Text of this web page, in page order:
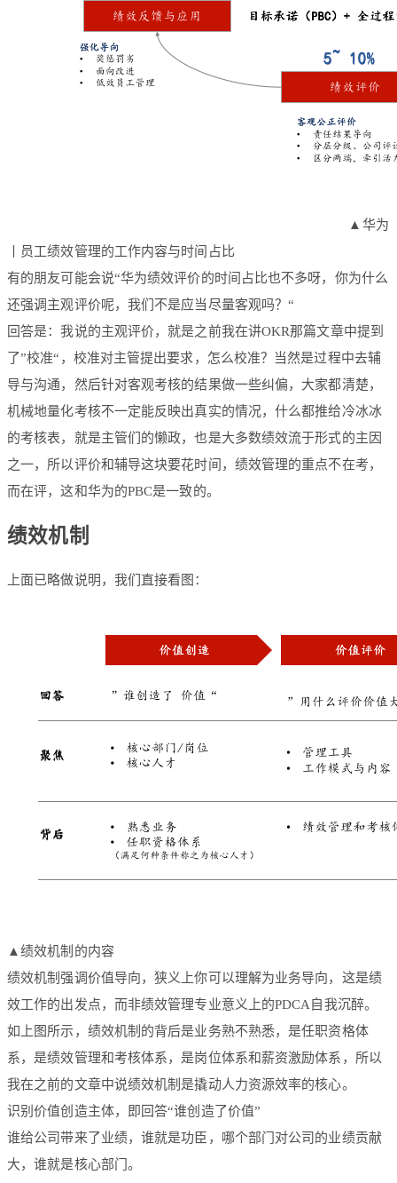
▲华为
丨员工绩效管理的工作内容与时间占比
有的朋友可能会说“华为绩效评价的时间占比也不多呀，你为什么
还强调主观评价呢，我们不是应当尽量客观吗？“
回答是：我说的主观评价，就是之前我在讲OKR那篇文章中提到
了”校准“，校准对主管提出要求，怎么校准？当然是过程中去辅
导与沟通，然后针对客观考核的结果做一些纠偏，大家都清楚，
机械地量化考核不一定能反映出真实的情况，什么都推给冷冰冰
的考核表，就是主管们的懒政，也是大多数绩效流于形式的主因
之一，所以评价和辅导这块要花时间，绩效管理的重点不在考，
而在评，这和华为的PBC是一致的。
绩效机制
上面已略做说明，我们直接看图：
▲绩效机制的内容
绩效机制强调价值导向，狭义上你可以理解为业务导向，这是绩
效工作的出发点，而非绩效管理专业意义上的PDCA自我沉醉。
如上图所示，绩效机制的背后是业务熟不熟悉，是任职资格体
系，是绩效管理和考核体系，是岗位体系和薪资激励体系，所以
我在之前的文章中说绩效机制是撬动人力资源效率的核心。
识别价值创造主体，即回答“谁创造了价值”
谁给公司带来了业绩，谁就是功臣，哪个部门对公司的业绩贡献
大，谁就是核心部门。